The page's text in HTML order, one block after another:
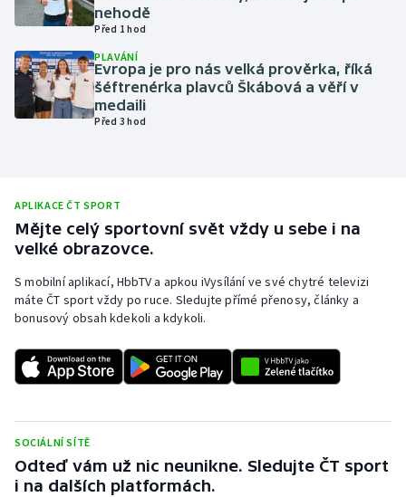
Plavání
Plážový volejbal
Rychlostní kanoistika
Short track
Sportovní střelba
Stolní tenis
Triatlon
Veslování
nehodě
Před 1 hod
PLAVÁNÍ
Evropa je pro nás velká prověrka, říká
šéftrenérka plavců Škábová a věří v
medaili
Před 3 hod
APLIKACE ČT SPORT
Mějte celý sportovní svět vždy u sebe i na
velké obrazovce.
S mobilní aplikací, HbbTV a apkou iVysílání ve své chytré televizi
máte ČT sport vždy po ruce. Sledujte přímé přenosy, články a
bonusový obsah kdekoli a kdykoli.
SOCIÁLNÍ SÍTĚ
Odteď vám už nic neunikne. Sledujte ČT sport
i na dalších platformách.